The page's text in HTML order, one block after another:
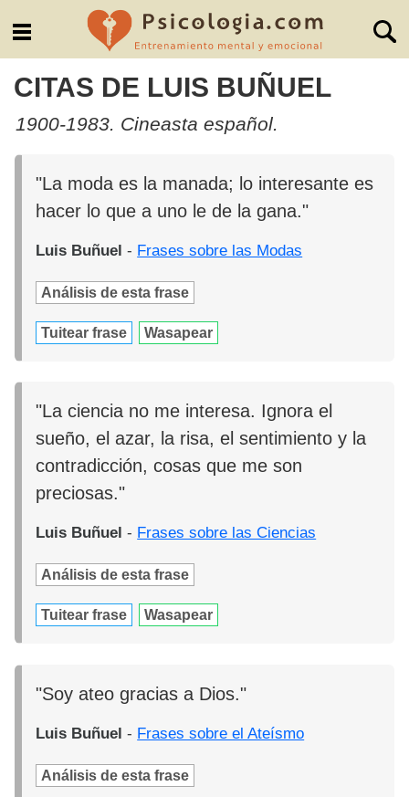
CITAS DE LUIS BUÑUEL
1900-1983. Cineasta español.
"La moda es la manada; lo interesante es
hacer lo que a uno le de la gana."
Luis Buñuel - Frases sobre las Modas
Análisis de esta frase
Tuitear frase Wasapear
"La ciencia no me interesa. Ignora el
sueño, el azar, la risa, el sentimiento y la
contradicción, cosas que me son
preciosas."
Luis Buñuel - Frases sobre las Ciencias
Análisis de esta frase
Tuitear frase Wasapear
"Soy ateo gracias a Dios."
Luis Buñuel - Frases sobre el Ateísmo
Análisis de esta frase